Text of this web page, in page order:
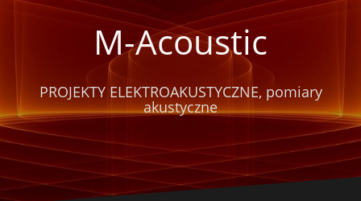
M-Acoustic
PROJEKTY ELEKTROAKUSTYCZNE, pomiary
akustyczne